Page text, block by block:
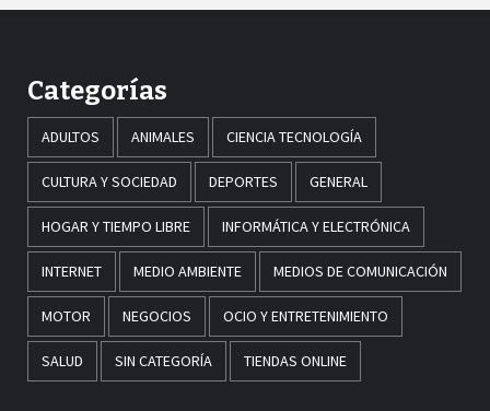
Categorías
ADULTOS ANIMALES CIENCIA TECNOLOGÍA
CULTURA Y SOCIEDAD DEPORTES GENERAL
HOGAR Y TIEMPO LIBRE INFORMÁTICA Y ELECTRÓNICA
INTERNET MEDIO AMBIENTE MEDIOS DE COMUNICACIÓN
MOTOR NEGOCIOS OCIO Y ENTRETENIMIENTO
SALUD SIN CATEGORÍA TIENDAS ONLINE